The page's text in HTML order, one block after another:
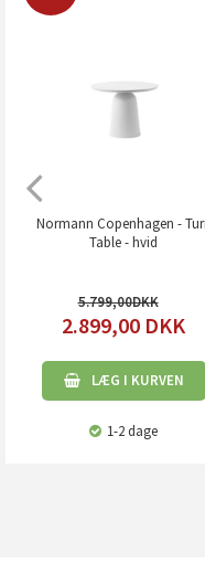
Normann Copenhagen -
Table - hvid
5.799,00
2.899,00 DKK
LÆG I KURVEN
1-2 dage